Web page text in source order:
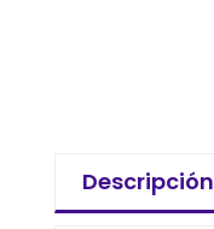
Descripción